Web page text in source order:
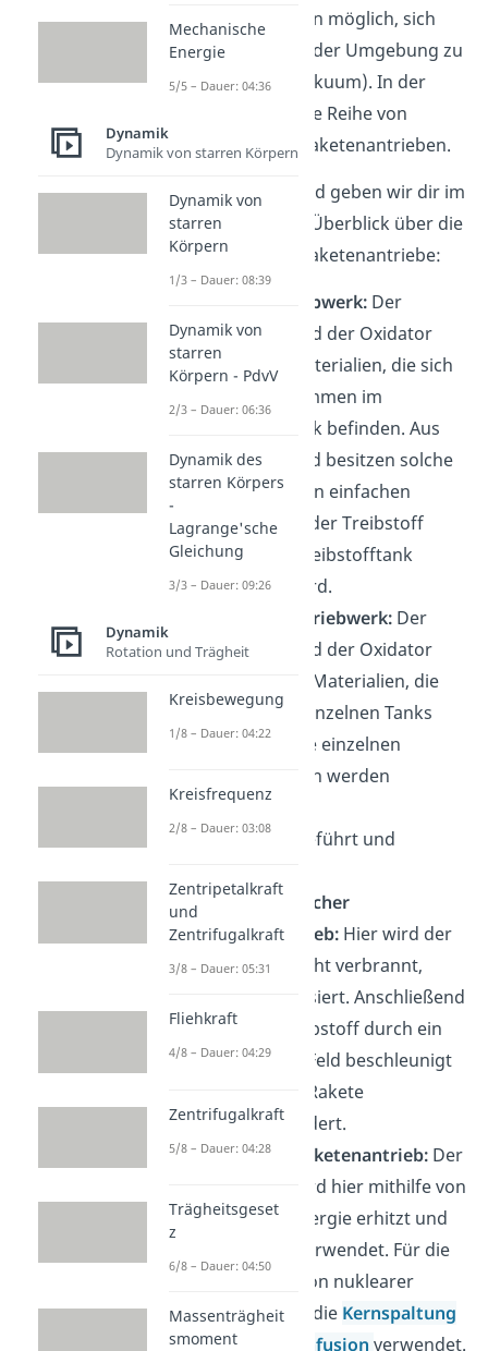
ist es den Raketen möglich, sich
unabhängig von der Umgebung zu
bewegen (z.B. Vakuum). In der
Praxis gibt es eine Reihe von
verschiedenen Raketenantrieben.
Aus diesem Grund geben wir dir im
Anschluss einen Überblick über die
verschiedenen Raketenantriebe:
Feststofftriebwerk:Der
Treibstoff und der Oxidator
sind feste Materialien, die sich
bereits zusammen im
Treibstofftank befinden. Aus
diesem Grund besitzen solche
Antriebe einen einfachen
Aufbau, weil der Treibstoff
einfach im Treibstofftank
verbrannt wird.
Flüssigkeitstriebwerk:Der
Treibstoff und der Oxidator
sind flüssige Materialien, die
getrennt in einzelnen Tanks
vorliegen. Die einzelnen
Komponenten werden
anschließend
zusammengeführt und
Elektrostatischer
Raketenantrieb:Hier wird der
Treibstoff nicht verbrannt,
sondern ionisiert. Anschließend
wird der Treibstoff durch ein
elektrisches Feld beschleunigt
und aus der Rakete
herausbefördert.
Nuklearer Raketenantrieb: Der
Treibstoff wird hier mithilfe von
nuklearer Energie erhitzt und
als Antrieb verwendet. Für die
Erzeugung von nuklearer
Energie wird die Kernspaltung
oder die
Kernfusion verwendet.
Mechanische
Energie
5/5 – Dauer: 04:36
Dynamik
Dynamik von starren Körpern
Dynamik von
starren
Körpern
1/3 – Dauer: 08:39
Dynamik von
starren
Körpern - PdvV
2/3 – Dauer: 06:36
Dynamik des
starren Körpers
-
Lagrange'sche
Gleichung
3/3 – Dauer: 09:26
Dynamik
Rotation und Trägheit
Kreisbewegung
1/8 – Dauer: 04:22
Kreisfrequenz
2/8 – Dauer: 03:08
Zentripetalkraft
und
Zentrifugalkraft
3/8 – Dauer: 05:31
Fliehkraft
4/8 – Dauer: 04:29
Zentrifugalkraft
5/8 – Dauer: 04:28
Trägheitsgeset
z
6/8 – Dauer: 04:50
Massenträgheit
smoment